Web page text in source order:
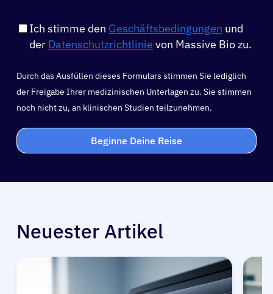
Ich stimme den Geschäftsbedingungen und
der Datenschutzrichtlinie von Massive Bio zu.
Durch das Ausfüllen dieses Formulars stimmen Sie lediglich
der Freigabe Ihrer medizinischen Unterlagen zu. Sie stimmen
noch nicht zu, an klinischen Studien teilzunehmen.
Beginne Deine Reise
Neuester Artikel